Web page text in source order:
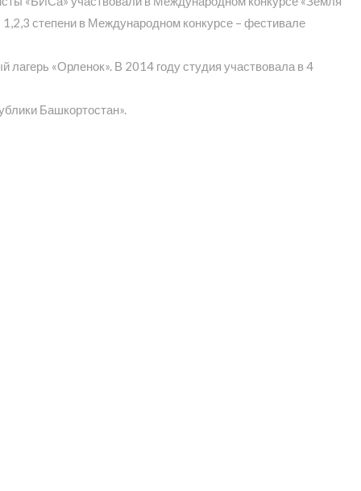
1,2,3 степени в Международном конкурсе – фестивале
«Орленок». В 2014 году студия участвовала в 4
Башкортостан».